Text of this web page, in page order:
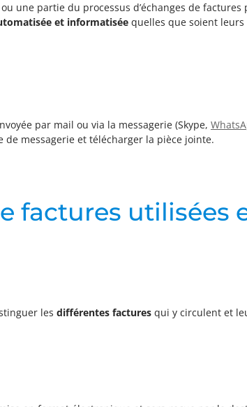
une partie du processus d’échanges de
et informatisée quelles que soient leurs
par mail ou via la messagerie (Skype,
messagerie et télécharger la pièce jointe.
factures utilisées
les différentes factures qui y circulent et